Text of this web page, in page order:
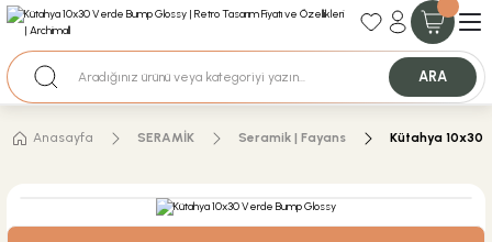
35+ Yıllık Tecrübe
Nakit Ödemeli Özel Fiyatlar için Bizden Teklif Alabilirsiniz.
ARA
Anasayfa SERAMİK Seramik | Fayans Kütahya 10x30